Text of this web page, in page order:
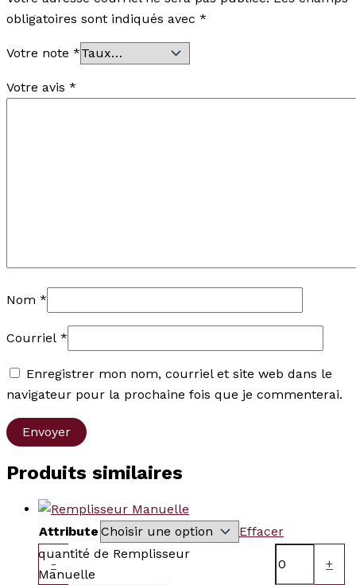
obligatoires sont indiqués avec *
Votre note *
Votre avis *
Nom *
Courriel *
Enregistrer mon nom, courriel et site web dans le
navigateur pour la prochaine fois que je commenterai.
Produits similaires
Attribute Effacer
-
quantité de Remplisseur
Manuelle
+